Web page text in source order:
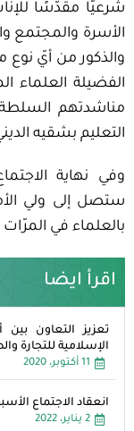
شرعيًّا مقدَّسًا
الأسرة والمجتمع
والذكور من أيّ نوع
الفضيلة العلماء
مناشدتهم السلطة
التعليم بشقيه
وفي نهاية
ستصل إلى ولي
بالعلماء في المرّات
اقرأ ايضا
تعزيز التعاون بين
الإسلامية للتجارة
11 أكتوبر، 2020
انعقاد الاجتماع
2 يناير، 2022